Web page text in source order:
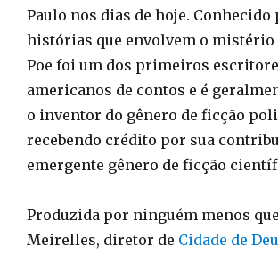
Paulo nos dias de hoje. Conhecido
histórias que envolvem o mistério
Poe foi um dos primeiros
americanos de contos e é
o inventor do gênero de ficção
recebendo crédito por sua
emergente gênero de ficção
Produzida por ninguém menos
Meirelles, diretor de Cidade de